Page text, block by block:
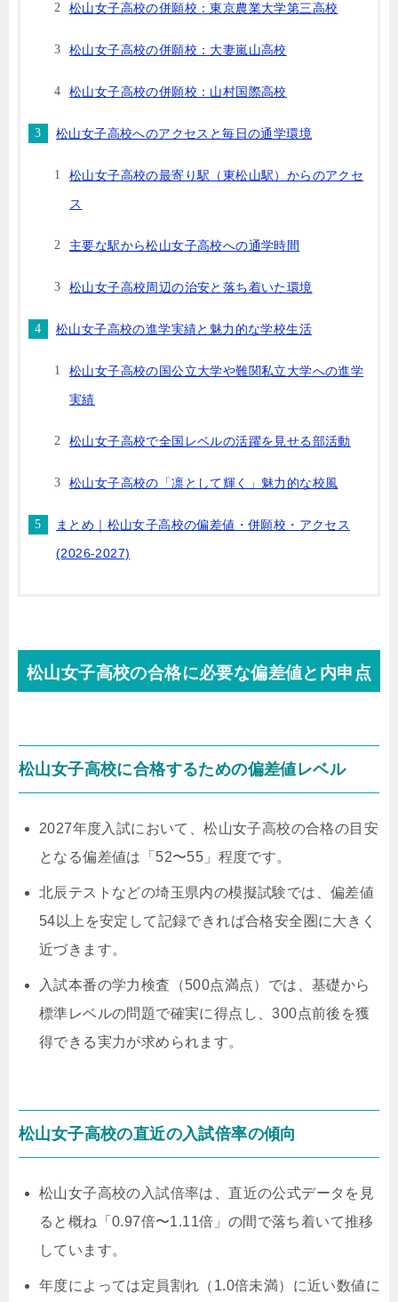
松山女子高校の併願校：東京農業大学第三高校
松山女子高校の併願校：大妻嵐山高校
松山女子高校の併願校：山村国際高校
松山女子高校へのアクセスと毎日の通学環境
松山女子高校の最寄り駅（東松山駅）からのアクセ
ス
主要な駅から松山女子高校への通学時間
松山女子高校周辺の治安と落ち着いた環境
松山女子高校の進学実績と魅力的な学校生活
松山女子高校の国公立大学や難関私立大学への進学
実績
松山女子高校で全国レベルの活躍を見せる部活動
松山女子高校の「凛として輝く」魅力的な校風
まとめ｜松山女子高校の偏差値・併願校・アクセス
(2026-2027)
松山女子高校の合格に必要な偏差値と内申点
松山女子高校に合格するための偏差値レベル
2027年度入試において、松山女子高校の合格の目安
となる偏差値は「52〜55」程度です。
北辰テストなどの埼玉県内の模擬試験では、偏差値
54以上を安定して記録できれば合格安全圏に大きく
近づきます。
入試本番の学力検査（500点満点）では、基礎から
標準レベルの問題で確実に得点し、300点前後を獲
得できる実力が求められます。
松山女子高校の直近の入試倍率の傾向
松山女子高校の入試倍率は、直近の公式データを見
ると概ね「0.97倍〜1.11倍」の間で落ち着いて推移
しています。
年度によっては定員割れ（1.0倍未満）に近い数値に